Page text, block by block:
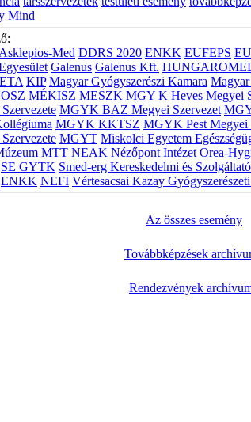
Mind
Asklepios-Med DDRS 2020 ENKK EUFEPS
Galenus Galenus Kft.
KIP Magyar Gyógyszerészi Kamara Magyar
MÉKISZ MESZK MGY K Heves Megyei
MGYK BAZ Megyei Szervezet
MGYK KKTSZ MGYK Pest Megyei
MGYT Miskolci Egyetem
MTT NEAK Nézőpont Intézet Orea-
SE GYTK Smed-erg Kereskedelmi és
ENKK NEFI Vértesacsai Kazay
Az összes esemény
Továbbképzések
Rendezvények